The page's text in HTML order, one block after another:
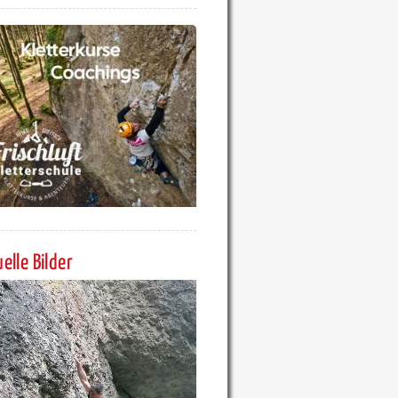
Bilder